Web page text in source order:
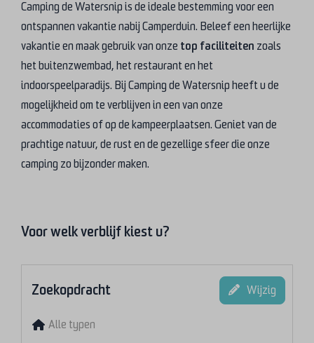
Camping de Watersnip is de ideale bestemming voor een
ontspannen vakantie nabij Camperduin. Beleef een heerlijke
vakantie en maak gebruik van onze top faciliteiten zoals
het buitenzwembad, het restaurant en het
indoorspeelparadijs. Bij Camping de Watersnip heeft u de
mogelijkheid om te verblijven in een van onze
accommodaties of op de kampeerplaatsen. Geniet van de
prachtige natuur, de rust en de gezellige sfeer die onze
camping zo bijzonder maken.
Voor welk verblijf kiest u?
Zoekopdracht Wijzig
Alle typen